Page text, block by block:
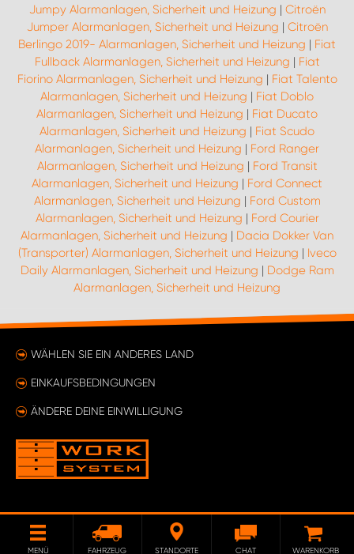
Jumpy Alarmanlagen, Sicherheit und Heizung | Citroën
Jumper Alarmanlagen, Sicherheit und Heizung | Citroën
Berlingo 2019- Alarmanlagen, Sicherheit und Heizung | Fiat
Fullback Alarmanlagen, Sicherheit und Heizung | Fiat
Fiorino Alarmanlagen, Sicherheit und Heizung | Fiat Talento
Alarmanlagen, Sicherheit und Heizung | Fiat Doblo
Alarmanlagen, Sicherheit und Heizung | Fiat Ducato
Alarmanlagen, Sicherheit und Heizung | Fiat Scudo
Alarmanlagen, Sicherheit und Heizung | Ford Ranger
Alarmanlagen, Sicherheit und Heizung | Ford Transit
Alarmanlagen, Sicherheit und Heizung | Ford Connect
Alarmanlagen, Sicherheit und Heizung | Ford Custom
Alarmanlagen, Sicherheit und Heizung | Ford Courier
Alarmanlagen, Sicherheit und Heizung | Dacia Dokker Van
(Transporter) Alarmanlagen, Sicherheit und Heizung | Iveco
Daily Alarmanlagen, Sicherheit und Heizung | Dodge Ram
Alarmanlagen, Sicherheit und Heizung
WÄHLEN SIE EIN ANDERES LAND
EINKAUFSBEDINGUNGEN
ÄNDERE DEINE EINWILLIGUNG
MENÜ FAHRZEUG STANDORTE CHAT WARENKORB